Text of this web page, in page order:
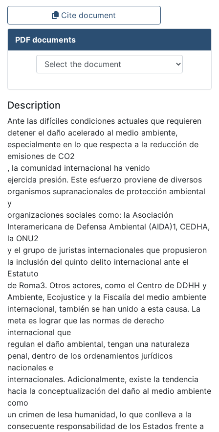
Cite document
PDF documents
Description
Ante las difíciles condiciones actuales que requieren
detener el daño acelerado al medio ambiente,
especialmente en lo que respecta a la reducción de
emisiones de CO2
, la comunidad internacional ha venido
ejercida presión. Este esfuerzo proviene de diversos
organismos supranacionales de protección ambiental
y
organizaciones sociales como: la Asociación
Interamericana de Defensa Ambiental (AIDA)1, CEDHA,
la ONU2
y el grupo de juristas internacionales que propusieron
la inclusión del quinto delito internacional ante el
Estatuto
de Roma3. Otros actores, como el Centro de DDHH y
Ambiente, Ecojustice y la Fiscalía del medio ambiente
internacional, también se han unido a esta causa. La
meta es lograr que las normas de derecho
internacional que
regulan el daño ambiental, tengan una naturaleza
penal, dentro de los ordenamientos jurídicos
nacionales e
internacionales. Adicionalmente, existe la tendencia
hacia la conceptualización del daño al medio ambiente
como
un crimen de lesa humanidad, lo que conlleva a la
consecuente responsabilidad de los Estados frente a